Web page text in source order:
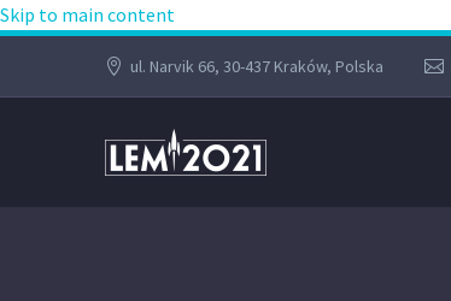
Skip to main content
ul. Narvik 66, 30-437 Kraków, Polska